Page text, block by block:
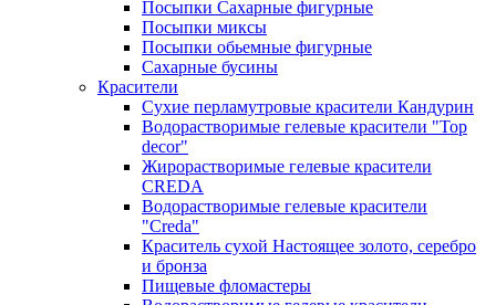
Посыпки Сахарные фигурные
Посыпки миксы
Посыпки обьемные фигурные
Сахарные бусины
Красители
Сухие перламутровые красители Кандурин
Водорастворимые гелевые красители "Top
decor"
Жирорастворимые гелевые красители
CREDA
Водорастворимые гелевые красители
"Creda"
Краситель сухой Настоящее золото, серебро
и бронза
Пищевые фломастеры